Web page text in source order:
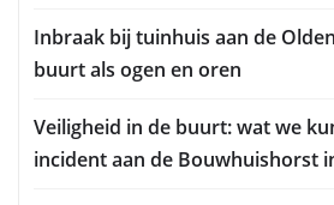
Inbraak bij tuinhuis aan de
buurt als ogen en oren
Veiligheid in de buurt: wat we
incident aan de Bouwhuishorst